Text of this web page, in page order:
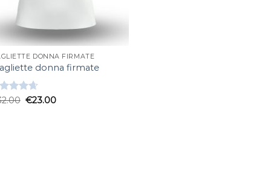
DONNA FIRMATE
donna firmate
€23.00